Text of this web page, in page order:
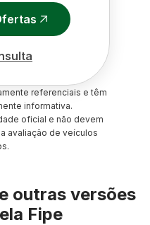
referenciais e têm
informativa.
oficial e não devem
avaliação de veículos
outras versões
Fipe